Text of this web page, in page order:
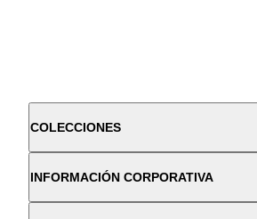
COLECCIONES
INFORMACIÓN CORPORATIVA